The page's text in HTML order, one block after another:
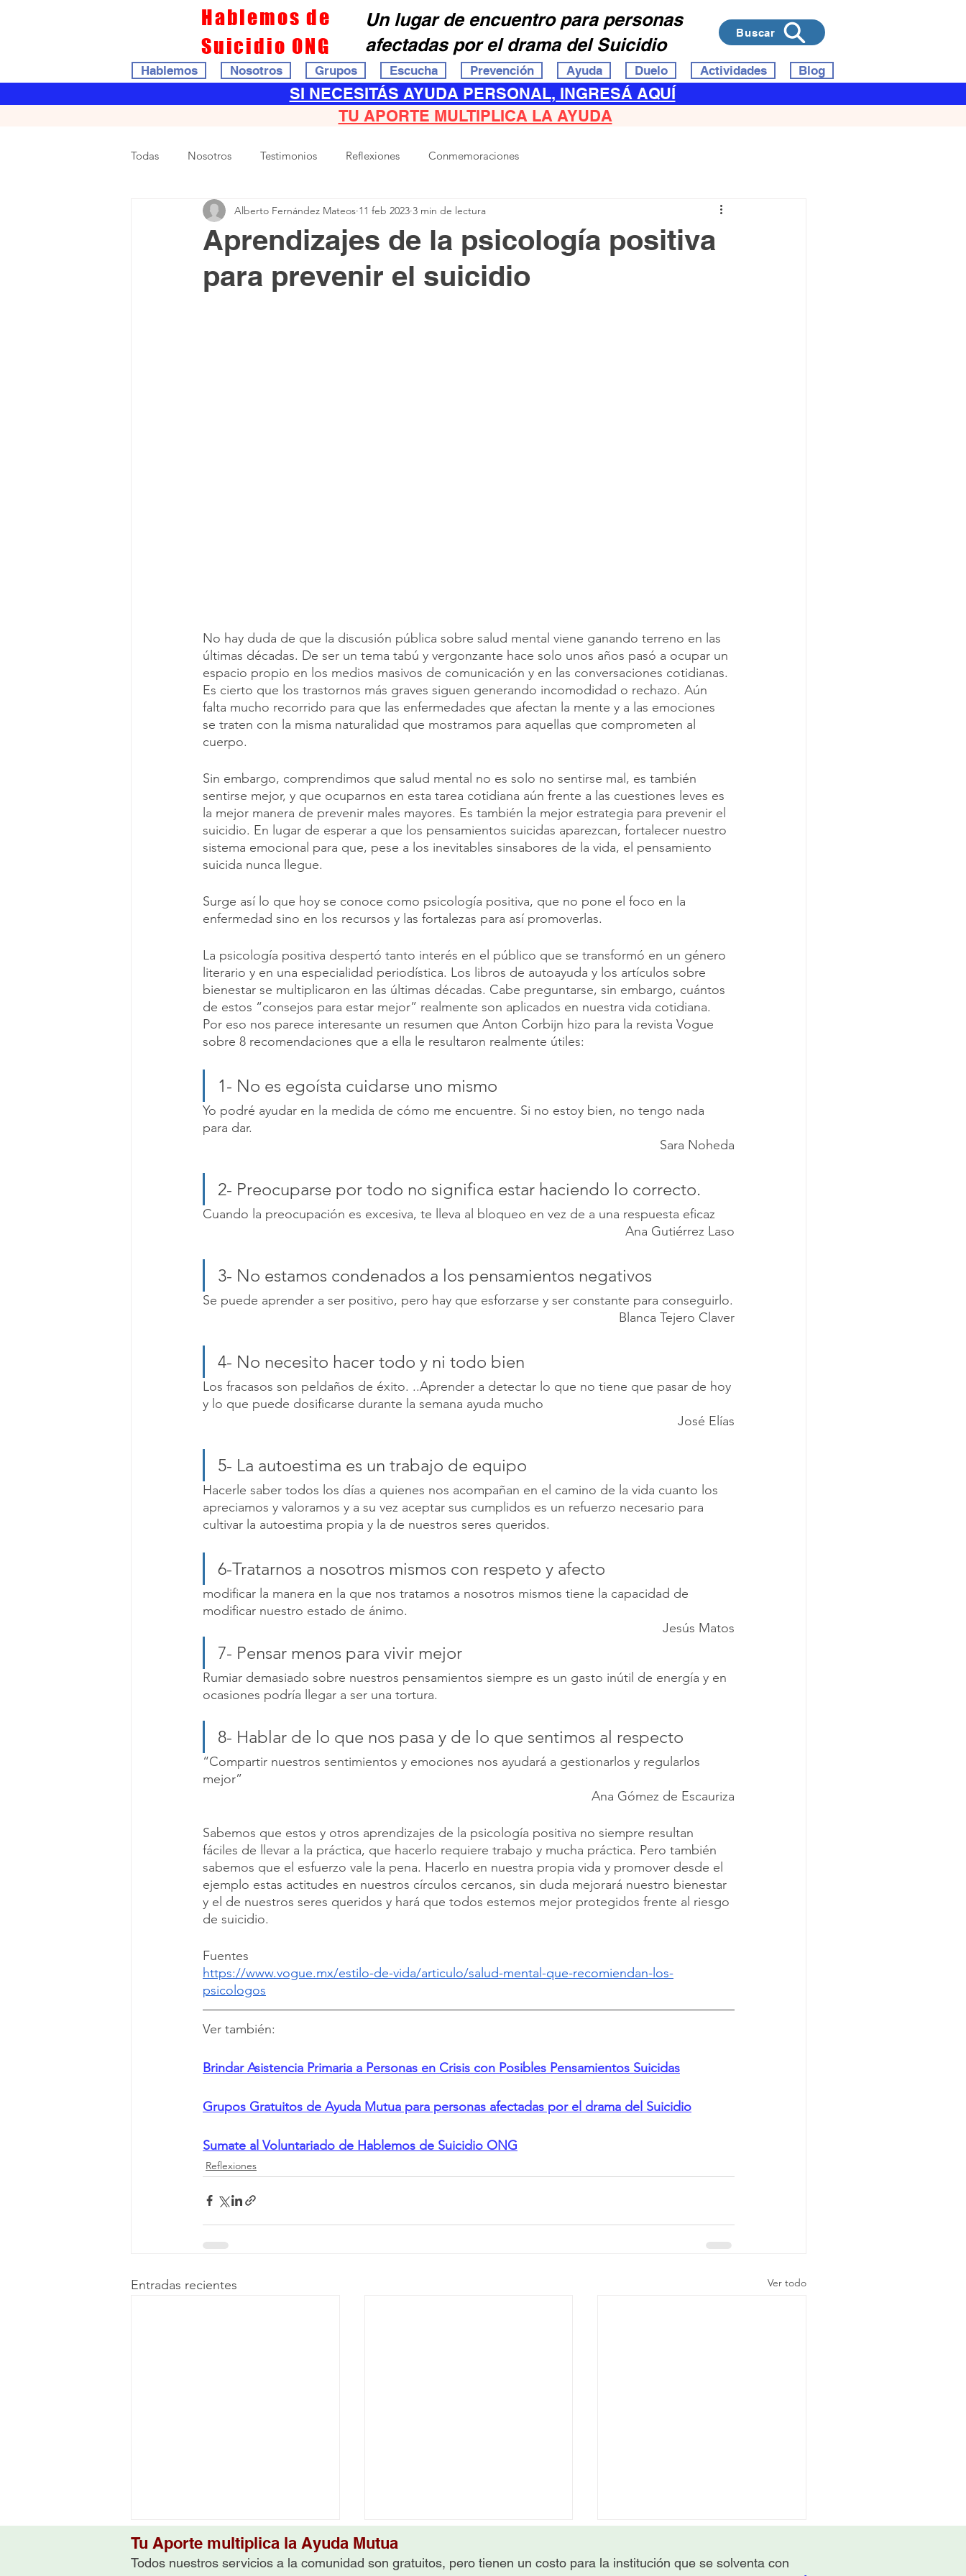
Hablemos de
Suicidio ONG
Un lugar de encuentro para personas
afectadas por el drama del Suicidio
Buscar
Hablemos Nosotros Grupos Escucha Prevención Ayuda Duelo Actividades Blog
SI NECESITÁS AYUDA PERSONAL, INGRESÁ AQUÍ
TU APORTE MULTIPLICA LA AYUDA
Todas Nosotros Testimonios Reflexiones Conmemoraciones
Aprendizajes de la psicología positiva
para prevenir el suicidio
Alberto Fernández Mateos 11 feb 2023 3 min de lectura
No hay duda de que la discusión pública sobre salud mental viene ganando terreno en las
últimas décadas. De ser un tema tabú y vergonzante hace solo unos años pasó a ocupar un
espacio propio en los medios masivos de comunicación y en las conversaciones cotidianas.
Es cierto que los trastornos más graves siguen generando incomodidad o rechazo. Aún
falta mucho recorrido para que las enfermedades que afectan la mente y a las emociones
se traten con la misma naturalidad que mostramos para aquellas que comprometen al
cuerpo.
Sin embargo, comprendimos que salud mental no es solo no sentirse mal, es también
sentirse mejor, y que ocuparnos en esta tarea cotidiana aún frente a las cuestiones leves es
la mejor manera de prevenir males mayores. Es también la mejor estrategia para prevenir el
suicidio. En lugar de esperar a que los pensamientos suicidas aparezcan, fortalecer nuestro
sistema emocional para que, pese a los inevitables sinsabores de la vida, el pensamiento
suicida nunca llegue.
Surge así lo que hoy se conoce como psicología positiva, que no pone el foco en la
enfermedad sino en los recursos y las fortalezas para así promoverlas.
La psicología positiva despertó tanto interés en el público que se transformó en un género
literario y en una especialidad periodística. Los libros de autoayuda y los artículos sobre
bienestar se multiplicaron en las últimas décadas. Cabe preguntarse, sin embargo, cuántos
de estos “consejos para estar mejor” realmente son aplicados en nuestra vida cotidiana.
Por eso nos parece interesante un resumen que Anton Corbijn hizo para la revista Vogue
sobre 8 recomendaciones que a ella le resultaron realmente útiles:
1- No es egoísta cuidarse uno mismo
Yo podré ayudar en la medida de cómo me encuentre. Si no estoy bien, no tengo nada
para dar.
Sara Noheda
2- Preocuparse por todo no significa estar haciendo lo correcto.
Cuando la preocupación es excesiva, te lleva al bloqueo en vez de a una respuesta eficaz
Ana Gutiérrez Laso
3- No estamos condenados a los pensamientos negativos
Se puede aprender a ser positivo, pero hay que esforzarse y ser constante para conseguirlo.
Blanca Tejero Claver
4- No necesito hacer todo y ni todo bien
Los fracasos son peldaños de éxito. ..Aprender a detectar lo que no tiene que pasar de hoy
y lo que puede dosificarse durante la semana ayuda mucho
José Elías
5- La autoestima es un trabajo de equipo
Hacerle saber todos los días a quienes nos acompañan en el camino de la vida cuanto los
apreciamos y valoramos y a su vez aceptar sus cumplidos es un refuerzo necesario para
cultivar la autoestima propia y la de nuestros seres queridos.
6-Tratarnos a nosotros mismos con respeto y afecto
modificar la manera en la que nos tratamos a nosotros mismos tiene la capacidad de
modificar nuestro estado de ánimo.
Jesús Matos
7- Pensar menos para vivir mejor
Rumiar demasiado sobre nuestros pensamientos siempre es un gasto inútil de energía y en
ocasiones podría llegar a ser una tortura.
8- Hablar de lo que nos pasa y de lo que sentimos al respecto
“Compartir nuestros sentimientos y emociones nos ayudará a gestionarlos y regularlos
mejor”
Ana Gómez de Escauriza
Sabemos que estos y otros aprendizajes de la psicología positiva no siempre resultan
fáciles de llevar a la práctica, que hacerlo requiere trabajo y mucha práctica. Pero también
sabemos que el esfuerzo vale la pena. Hacerlo en nuestra propia vida y promover desde el
ejemplo estas actitudes en nuestros círculos cercanos, sin duda mejorará nuestro bienestar
y el de nuestros seres queridos y hará que todos estemos mejor protegidos frente al riesgo
de suicidio.
Fuentes
https://www.vogue.mx/estilo-de-vida/articulo/salud-mental-que-recomiendan-los-
psicologos
Ver también:
Brindar Asistencia Primaria a Personas en Crisis con Posibles Pensamientos Suicidas
Grupos Gratuitos de Ayuda Mutua para personas afectadas por el drama del Suicidio
Sumate al Voluntariado de Hablemos de Suicidio ONG
Reflexiones
Entradas recientes Ver todo
Tu Aporte multiplica la Ayuda Mutua
Todos nuestros servicios a la comunidad son gratuitos, pero tienen un costo para la institución que se solventa con